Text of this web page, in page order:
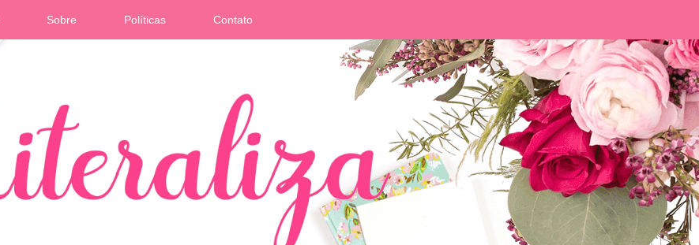
Sobre Políticas Contato